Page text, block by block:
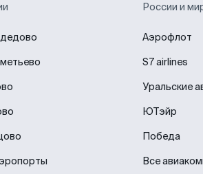
России и
Аэрофлот
S7 airlines
Уральские
ЮТэйр
Победа
Все